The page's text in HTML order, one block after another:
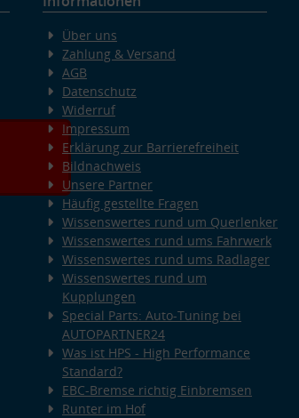
Über uns
Zahlung & Versand
AGB
Datenschutz
Widerruf
Impressum
Erklärung zur Barrierefreiheit
Bildnachweis
Unsere Partner
Häufig gestellte Fragen
Wissenswertes rund um Querlenker
Wissenswertes rund ums Fahrwerk
Wissenswertes rund ums Radlager
Wissenswertes rund um
Kupplungen
Special Parts: Auto-Tuning bei
AUTOPARTNER24
Was ist HPS - High Performance
Standard?
EBC-Bremse richtig Einbremsen
Runter im Hof